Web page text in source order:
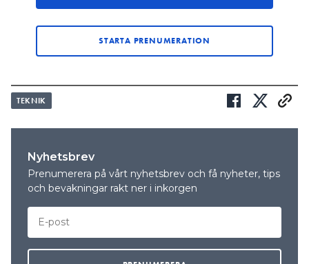
“Det fanns en gammal skrivning i
Starkströmsföreskrifterna, för cirka
25 år sedan, om att man ej fick ersätta
gummikabel. Men i dag är det en
skröna, eftersom det inte finns något
sådant förbud i föreskrifterna.”
ROLF KÄLLKVIST, ELINSPEKTÖR ELSÄKERHETSVERKET
MER OM VÄRMEPUMPAR:
INSTALLERADE VÄRMEPUMPEN FELAKTIGT – FÅR ÄNDÅ
RÄTT MOT KUNDEN
LÄS OCKSÅ:
STYRNING AV VÄRMEPUMPAR: “SOM ATT VÄNTA EN
STARTA PRENUMERATION
TEKNIK
Nyhetsbrev
Prenumerera på vårt nyhetsbrev och få nyheter, tips
och bevakningar rakt ner i inkorgen